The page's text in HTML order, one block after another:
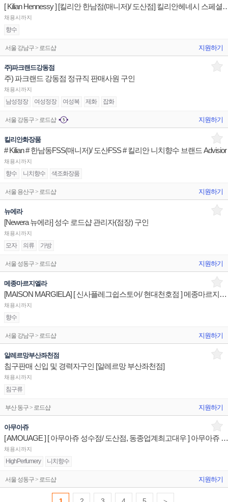
[ Kilian Hennessy ] [킬리안 한남점(매니저)/ 도
채용시까지
향수
서울 강남구 > 로드샵 지원하기
주)파크랜드강동점
주) 파크랜드 강동점 정규직 판매사원 구인
채용시까지
남성정장 여성정장 여성복 제화 잡화
서울 강동구 > 로드샵 지원하기
킬리안화장품
# Kilian # 한남동FSS(매니저)/ 도산FSS # 킬리안 니치향수 브랜드 Advisior
채용시까지
향수 니치향수 색조화장품
서울 용산구 > 로드샵 지원하기
뉴에라
[Newera 뉴에라] 성수 로드샵 관리자(점장) 구인
채용시까지
모자 의류 가방
서울 성동구 > 로드샵 지원하기
메종마르지엘라
[MAISON MARGIELA] [ 신사플레그쉽스토어/ 현대천호점 ] 메종마르지엘라 매장 상품유지 판매직원
채용시까지
향수
서울 강남구 > 로드샵 지원하기
알레르망부산좌천점
침구판매 신입 및 경력자구인 [알레르망 부산좌천점]
채용시까지
침구류
부산 동구 > 로드샵 지원하기
아무아쥬
[ AMOUAGE ] [ 아무아쥬 성수점/ 도산점, 동종업계최고대우 ] 아무아쥬 매장 상품유지 매장판매사원
채용시까지
HighPerfumery 니치향수
서울 성동구 > 로드샵 지원하기